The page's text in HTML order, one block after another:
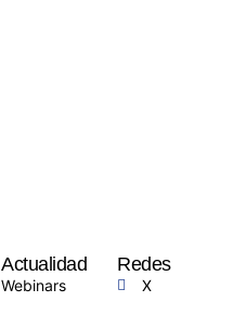
Actualidad
Webinars
Redes
X